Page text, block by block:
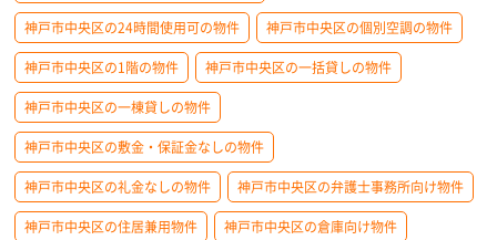
神戸市中央区の24時間使用可の物件 神戸市中央区の個別空調の物件
神戸市中央区の1階の物件 神戸市中央区の一括貸しの物件
神戸市中央区の一棟貸しの物件
神戸市中央区の敷金・保証金なしの物件
神戸市中央区の礼金なしの物件 神戸市中央区の弁護士事務所向け物件
神戸市中央区の住居兼用物件 神戸市中央区の倉庫向け物件